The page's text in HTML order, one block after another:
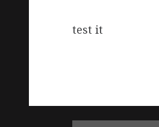
test it